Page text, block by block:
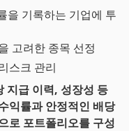
을 기록하는 기업에 투
고려한 종목 선정
스크 관리
지급 이력, 성장성 등
익률과 안정적인 배당
로 포트폴리오를 구성